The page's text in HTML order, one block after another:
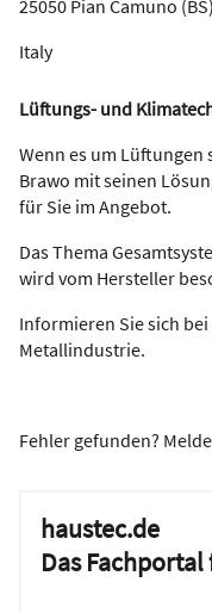
25050 Pian Camuno (BS)
Italy
Lüftungs- und
Wenn es um
Brawo mit seinen
für Sie im Angebot.
Das Thema
wird vom Hersteller
Informieren Sie sich
Metallindustrie.
Fehler gefunden?
haustec.de
Das